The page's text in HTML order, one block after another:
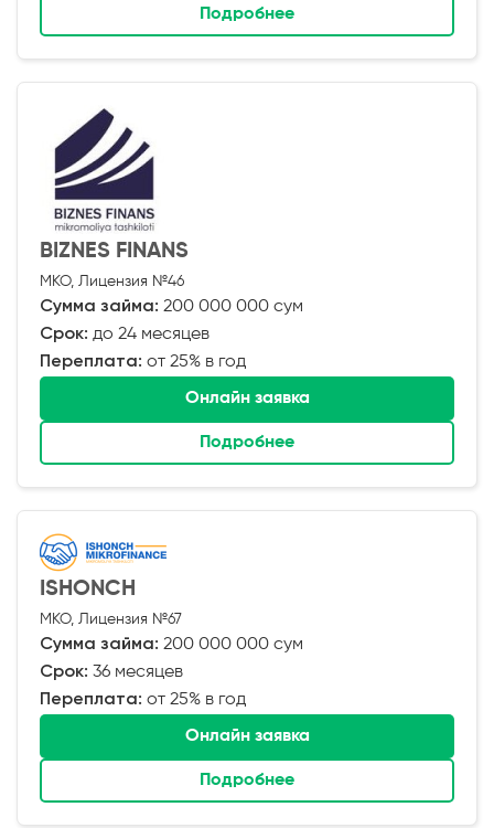
Подробнее
BIZNES FINANS
МКО, Лицензия №46
Сумма займа: 200 000 000 сум
Срок: до 24 месяцев
Переплата: от 25% в год
Онлайн заявка
Подробнее
ISHONCH
МКО, Лицензия №67
Сумма займа: 200 000 000 сум
Срок: 36 месяцев
Переплата: от 25% в год
Онлайн заявка
Подробнее